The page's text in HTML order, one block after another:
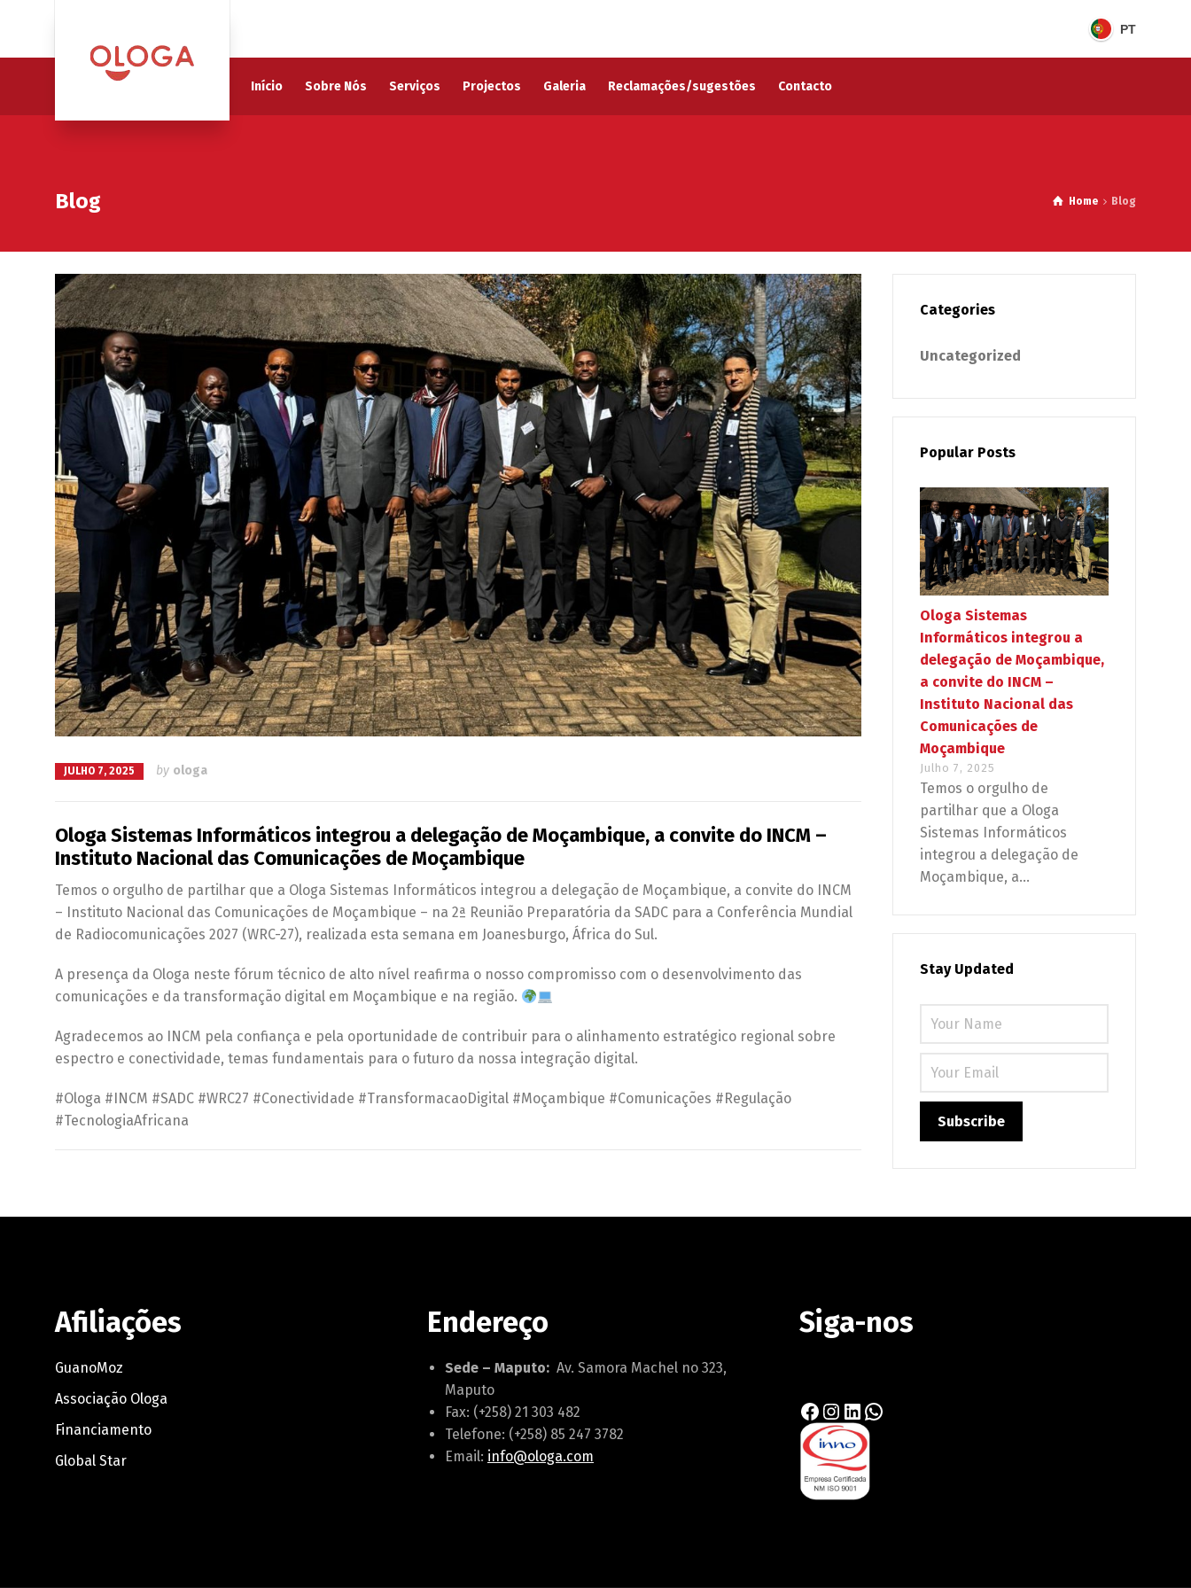
PT
Início Sobre Nós Serviços Projectos Galeria Reclamações/sugestões Contacto
Blog Home Blog
JULHO 7, 2025 by ologa
Ologa Sistemas Informáticos integrou a delegação de Moçambique, a convite do INCM –
Instituto Nacional das Comunicações de Moçambique
Temos o orgulho de partilhar que a Ologa Sistemas Informáticos integrou a delegação de Moçambique, a convite do INCM
– Instituto Nacional das Comunicações de Moçambique – na 2ª Reunião Preparatória da SADC para a Conferência Mundial
de Radiocomunicações 2027 (WRC-27), realizada esta semana em Joanesburgo, África do Sul.
A presença da Ologa neste fórum técnico de alto nível reafirma o nosso compromisso com o desenvolvimento das
comunicações e da transformação digital em Moçambique e na região.
Agradecemos ao INCM pela confiança e pela oportunidade de contribuir para o alinhamento estratégico regional sobre
espectro e conectividade, temas fundamentais para o futuro da nossa integração digital.
#Ologa #INCM #SADC #WRC27 #Conectividade #TransformacaoDigital #Moçambique #Comunicações #Regulação
#TecnologiaAfricana
Categories
Uncategorized
Popular Posts
Ologa Sistemas
Informáticos integrou a
delegação de Moçambique,
a convite do INCM –
Instituto Nacional das
Comunicações de
Moçambique
Julho 7, 2025
Temos o orgulho de
partilhar que a Ologa
Sistemas Informáticos
integrou a delegação de
Moçambique, a...
Stay Updated
Afiliações
GuanoMoz
Associação Ologa
Financiamento
Global Star
Endereço
Sede – Maputo: Av. Samora Machel no 323,
Maputo
Fax: (+258) 21 303 482
Telefone: (+258) 85 247 3782
Email: info@ologa.com
Siga-nos
Português English